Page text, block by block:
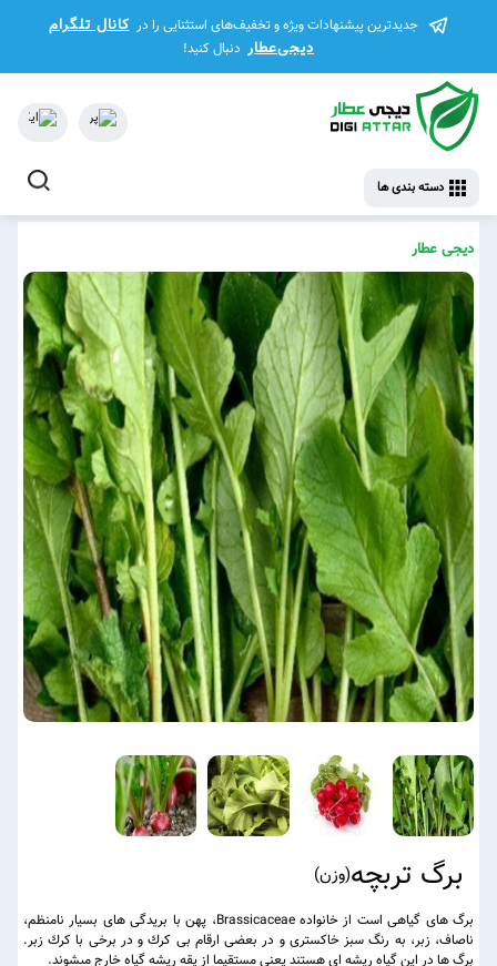
جدیدترین پیشنهادات ویژه و تخفیف‌های استثنایی را در کانال تلگرام
دیجی‌عطار دنبال کنید!
دسته بندی ها
دیجی عطار
برگ تربچه(وزن)
برگ هاى گیاهی است از خانواده Brassicaceae، پهن با بريدگى ‏هاى بسيار نامنظم،
ناصاف، زبر، به رنگ سبز خاكسترى و در بعضى ارقام بى‏ كرك و در برخى با كرك زبر.
برگ ها در این گیاه ريشه‏ اى هستند يعنى مستقيما از يقه ريشه گياه خارج مى‏شوند.